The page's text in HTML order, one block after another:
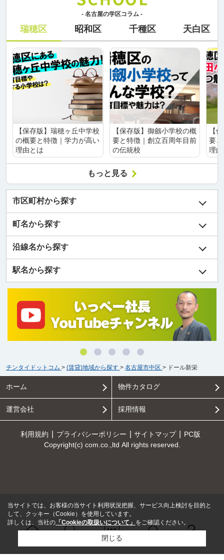
- 名古屋の学区コラム -
瑞穂区 昭和区 千種区 天白区
【保存版】瑞穂ヶ丘中学校
の概要と特徴｜学力が高い
理由とは
【保存版】御劔小学校の概
要と特徴｜創立百周年目前
の伝統校
【
要
理
もっと見る
問い合せ
市区町村から探す
町名から探す
沿線名から探す
駅名から探す
チンタイドットコム > (賃貸)地域から探す > 名古屋市中区 > ドール新栄
ホーム 物件カタログ
運営会社 採用情報
利用規約 プライバシーポリシー サイトマップ
PC版
Copyright(c) com.co.,ltd All rights reserved.
当サイトでは、お客様の当サイト利用状況把握、サービス向上検討を目的と
して、クッキー（Cookie）を使用しています。
詳しくは、当社の 「Cookieの取扱いについて」 をご確認ください。
閉じる